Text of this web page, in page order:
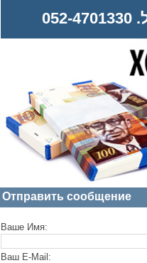
Отправить сообщение
Ваше Имя:
Ваш E-Mail: